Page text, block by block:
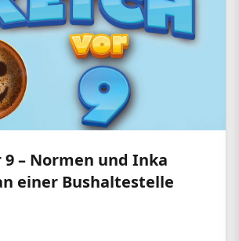
9 – Normen und Inka
einer Bushaltestelle